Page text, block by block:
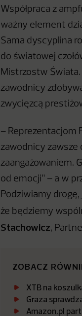
Współpraca z
ważny element
Sama dyscyplina
do światowej
Mistrzostw Świata.
zawodnicy
zwycięzcą
– Reprezentacjom
zawodnicy zawsze
zaangażowaniem.
od emocji” – a w
Podziwiamy drogę,
że będziemy
Stachowicz,
ZOBACZ
XTB na
Graza
Amazon.pl